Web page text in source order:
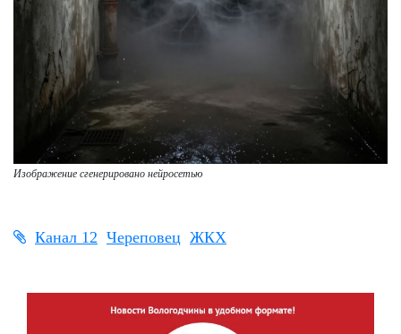
Изображение сгенерировано нейросетью
Канал 12 Череповец ЖКХ